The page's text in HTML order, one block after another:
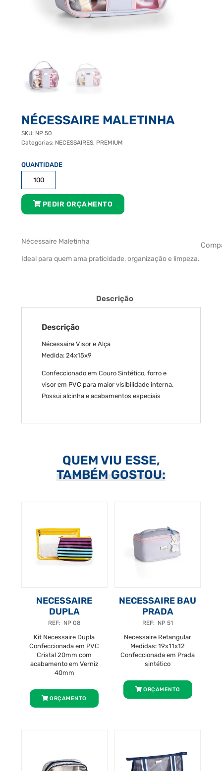
NÉCESSAIRE MALETINHA
SKU: NP 50
Categorias: NECESSAIRES, PREMIUM
Maletinha
quantidade
PEDIR ORÇAMENTO
Nécessaire Maletinha
Ideal para quem ama praticidade, organização e limpeza.
Descrição
Descrição
Nécessaire Visor e Alça
Medida: 24x15x9
Confeccionado em Couro Sintético, forro e
visor em PVC para maior visibilidade interna.
Possui alcinha e acabamentos especiais
QUEM VIU ESSE,
TAMBÉM GOSTOU:
NECESSAIRE
DUPLA
REF: NP 08
Kit Necessaire Dupla
Confeccionada em PVC
Cristal 20mm com
acabamento em Verniz
40mm
ORÇAMENTO
NECESSAIRE BAU
PRADA
REF: NP 51
Necessaire Retangular
Medidas: 19x11x12
Confeccionada em Prada
sintético
ORÇAMENTO